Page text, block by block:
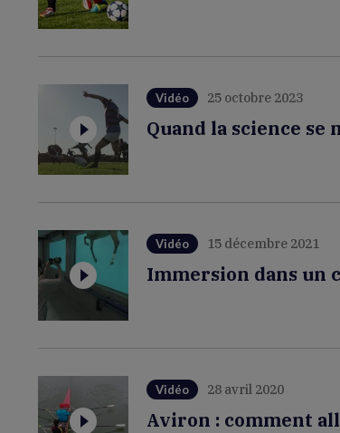
Vidéo 25 octobre 2023
Quand la science se
Vidéo 15 décembre 2021
Immersion dans un
Vidéo 28 avril 2020
Aviron : comment